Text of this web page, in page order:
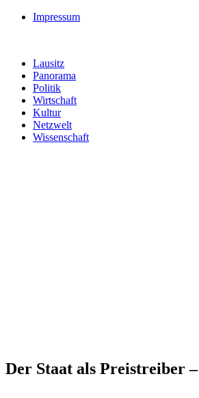
Impressum
Lausitz
Panorama
Politik
Wirtschaft
Kultur
Netzwelt
Wissenschaft
Der Staat als Preistreiber